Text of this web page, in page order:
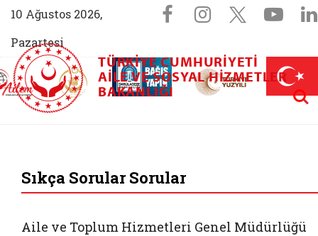
10 Ağustos 2026,
Pazartesi
Sosyal
Facebook
Instagram
X
Aile (yeni sekmede açılır)
AİLEM İletişim Merkezi (yeni sekmede açılır)
Aile ve Nüfus On Yılı (yeni sekmede açılır)
Darülaceze bağış sayfası (yeni
TÜRKIYE CUMHURIYETI
AILE VE SOSYAL HIZMETLER
BAKANLIĞI
Sıkça Sorular Sorular
Aile ve Toplum Hizmetleri Genel Müdürlüğü